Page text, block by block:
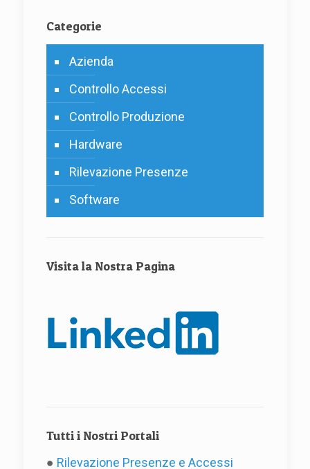
Categorie
Azienda
Controllo Accessi
Controllo Produzione
Hardware
Rilevazione Presenze
Software
Visita la Nostra Pagina
Tutti i Nostri Portali
● Rilevazione Presenze e Accessi